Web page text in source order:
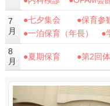
7
月
●七夕集会 ●保育
●一泊保育（年長） ●
8
月
●夏期保育 ●第2回